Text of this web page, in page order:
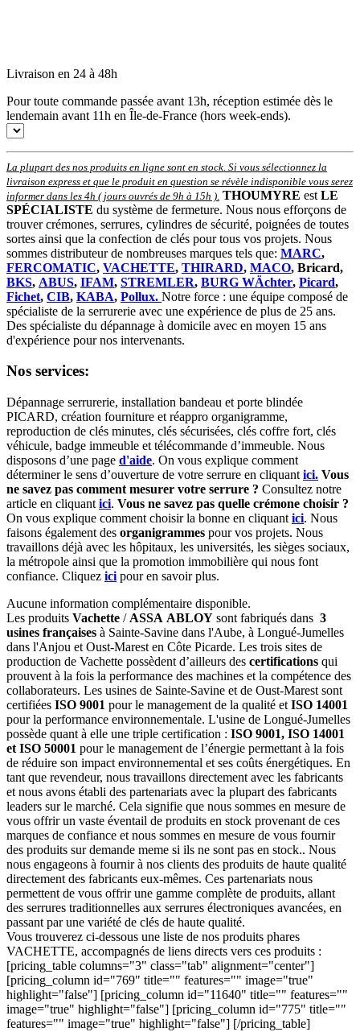
Livraison en 24 à 48h
Pour toute commande passée avant 13h, réception estimée dès le
lendemain avant 11h en Île-de-France (hors week-ends).
La plupart des nos produits en ligne sont en stock. Si vous sélectionnez la
livraison express et que le produit en question se révèle indisponible vous serez
informer dans les 4h ( jours ouvrés de 9h à 15h ) THOUMYRE est LE
SPÉCIALISTE du système de fermeture. Nous nous efforçons de
trouver crémones, serrures, cylindres de sécurité, poignées de toutes
sortes ainsi que la confection de clés pour tous vos projets. Nous
sommes distributeur de nombreuses marques tels que: MARC,
FERCOMATIC, VACHETTE, THIRARD, MACO, Bricard,
BKS, ABUS, IFAM, STREMLER, BURG WÄchter, Picard,
Fichet, CIB, KABA, Pollux. Notre force : une équipe composé de
spécialiste de la serrurerie avec une expérience de plus de 25 ans.
Des spécialiste du dépannage à domicile avec en moyen 15 ans
d'expérience pour nos intervenants.
Nos services:
Dépannage serrurerie, installation bandeau et porte blindée
PICARD, création fourniture et réappro organigramme,
reproduction de clés minutes, clés sécurisées, clés coffre fort, clés
véhicule, badge immeuble et télécommande d’immeuble. Nous
disposons d’une page d'aide. On vous explique comment
déterminer le sens d’ouverture de votre serrure en cliquant ici. Vous
ne savez pas comment mesurer votre serrure ? Consultez notre
article en cliquant ici. Vous ne savez pas quelle crémone choisir ?
On vous explique comment choisir la bonne en cliquant ici. Nous
faisons également des organigrammes pour vos projets. Nous
travaillons déjà avec les hôpitaux, les universités, les sièges sociaux,
la métropole ainsi que la promotion immobilière qui nous font
confiance. Cliquez ici pour en savoir plus.
Aucune information complémentaire disponible.
Les produits Vachette / ASSA ABLOY sont fabriqués dans 3
usines françaises à Sainte-Savine dans l'Aube, à Longué-Jumelles
dans l'Anjou et Oust-Marest en Côte Picarde. Les trois sites de
production de Vachette possèdent d’ailleurs des certifications qui
prouvent à la fois la performance des machines et la compétence des
collaborateurs. Les usines de Sainte-Savine et de Oust-Marest sont
certifiées ISO 9001 pour le management de la qualité et ISO 14001
pour la performance environnementale. L'usine de Longué-Jumelles
possède quant à elle une triple certification : ISO 9001, ISO 14001
et ISO 50001 pour le management de l’énergie permettant à la fois
de réduire son impact environnemental et ses coûts énergétiques. En
tant que revendeur, nous travaillons directement avec les fabricants
et nous avons établi des partenariats avec la plupart des fabricants
leaders sur le marché. Cela signifie que nous sommes en mesure de
vous offrir un vaste éventail de produits en stock provenant de ces
marques de confiance et nous sommes en mesure de vous fournir
des produits sur demande meme si ils ne sont pas en stock.. Nous
nous engageons à fournir à nos clients des produits de haute qualité
directement des fabricants eux-mêmes. Ces partenariats nous
permettent de vous offrir une gamme complète de produits, allant
des serrures traditionnelles aux serrures électroniques avancées, en
passant par une variété de clés de haute qualité.
Vous trouverez ci-dessous une liste de nos produits phares
VACHETTE, accompagnés de liens directs vers ces produits :
[pricing_table columns="3" class="tab" alignment="center"]
[pricing_column id="769" title="" features="" image="true"
highlight="false"] [pricing_column id="11640" title="" features=""
image="true" highlight="false"] [pricing_column id="775" title=""
features="" image="true" highlight="false"] [/pricing_table]